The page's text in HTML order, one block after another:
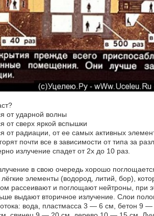
от ударной волны
от сверх яркой вспышки
от радиации, от ее самых активных
почти все в зависимости от типа за
излучение спадет от 2х до 10 раз.
в свою очередь хорошо
элементы (водород, литий, бор),
рассеивают и поглощают нейтроны, при
выдают вторичное излучение. Слои
вода, пластмасса 3 — 6 см, бетон 9